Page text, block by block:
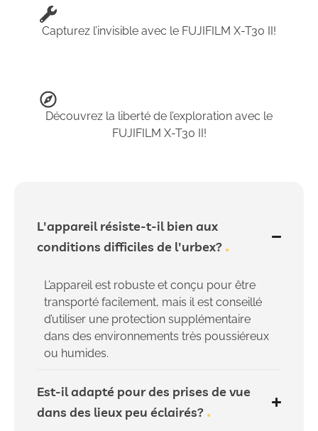
Capturez l’invisible avec le FUJIFILM X-T30 II!
Découvrez la liberté de l’exploration avec le
FUJIFILM X-T30 II!
L'appareil résiste-t-il bien aux
conditions difficiles de l'urbex?
L’appareil est robuste et conçu pour être
transporté facilement, mais il est conseillé
d’utiliser une protection supplémentaire
dans des environnements très poussiéreux
ou humides.
Est-il adapté pour des prises de vue
dans des lieux peu éclairés?